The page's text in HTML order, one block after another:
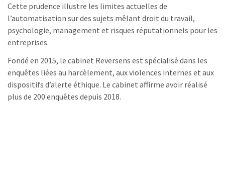
Cette prudence illustre les limites actuelles de
l’automatisation sur des sujets mêlant droit du travail,
psychologie, management et risques réputationnels pour les
entreprises.
Fondé en 2015, le cabinet Reversens est spécialisé dans les
enquêtes liées au harcèlement, aux violences internes et aux
dispositifs d’alerte éthique. Le cabinet affirme avoir réalisé
plus de 200 enquêtes depuis 2018.